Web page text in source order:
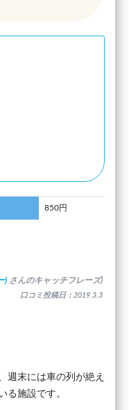
850円
) さんのキャッチフレーズ)
口コミ投稿日：2019.3.3
週末には車の列が絶え
る施設です。